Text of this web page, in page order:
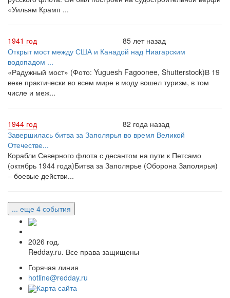
«Уильям Крамп ...
1941 год
85 лет назад
Открыт мост между США и Канадой над Ниагарским
водопадом ...
«Радужный мост» (Фото: Yuguesh Fagoonee, Shutterstock)В 19
веке практически во всем мире в моду вошел туризм, в том
числе и меж...
1944 год
82 года назад
Завершилась битва за Заполярья во время Великой
Отечестве...
Корабли Северного флота с десантом на пути к Петсамо
(октябрь 1944 года)Битва за Заполярье (Оборона Заполярья)
– боевые действи...
... еще 4 события
2026 год.
Redday.ru. Все права защищены
Горячая линия
hotline@redday.ru
Карта сайта